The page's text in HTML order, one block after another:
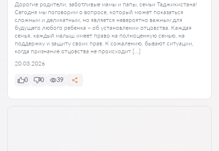
Дорогие родители, заботливые мамы и папы, семьи Таджикистана!
Сегодня мы поговорим о вопросе, который может показаться
сложным и деликатным, но является невероятно важным для
будущего любого ребенка – об установлении отцовства. Каждая
семья, каждый малыш имеет право на полноценную семью, на
поддержку и защиту своих прав. К сожалению, бывают ситуации,
когда признание отцовства не происходит […]
20.03.2026
0 0 39